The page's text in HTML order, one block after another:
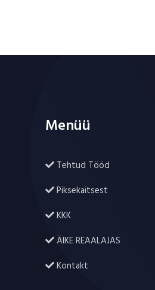
Menüü
Tehtud Tööd
Piksekaitsest
KKK
ÄIKE REAALAJAS
Kontakt